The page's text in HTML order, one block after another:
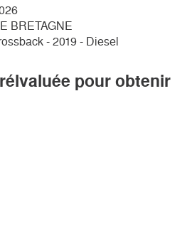
BRETAGNE
- 2019 - Diesel
pour obtenir